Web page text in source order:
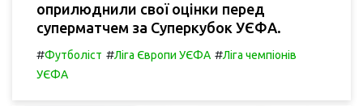
оприлюднили свої оцінки перед
суперматчем за Суперкубок УЄФА.
#Футболіст #Ліга Європи УЄФА #Ліга чемпіонів
УЄФА